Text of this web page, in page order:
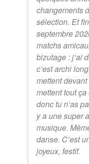
changements
sélection. Et
septembre
matchs
bizutage : j’ai
c’est archi
mettent
mettent tout
donc tu n’as
y a une super
musique.
danse. C’est
joyeux, festif.